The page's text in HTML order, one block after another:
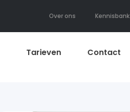
Over ons Kennisbank
Tarieven Contact